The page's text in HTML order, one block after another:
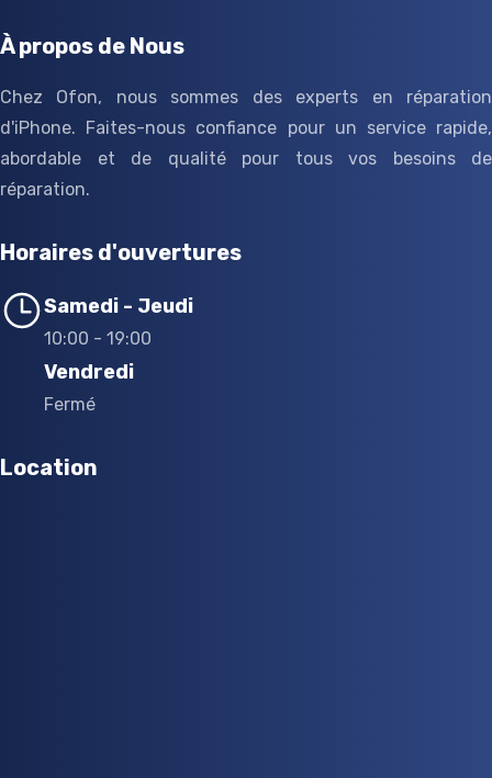
À propos de Nous
Chez Ofon, nous sommes des experts en réparation
d'iPhone. Faites-nous confiance pour un service rapide,
abordable et de qualité pour tous vos besoins de
réparation.
Horaires d'ouvertures
Samedi - Jeudi
10:00 - 19:00
Vendredi
Fermé
Location